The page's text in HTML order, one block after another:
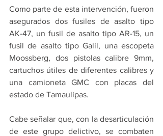
Como parte de esta intervención, fueron
asegurados dos fusiles de asalto tipo
AK-47, un fusil de asalto tipo AR-15, un
fusil de asalto tipo Galil, una escopeta
Moossberg, dos pistolas calibre 9mm,
cartuchos útiles de diferentes calibres y
una camioneta GMC con placas del
estado de Tamaulipas.
Cabe señalar que, con la desarticulación
de este grupo delictivo, se combaten